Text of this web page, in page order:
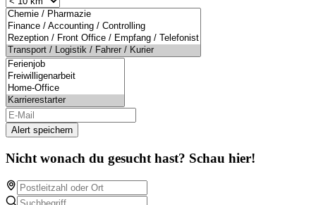
Alert speichern
Nicht wonach du gesucht hast? Schau hier!